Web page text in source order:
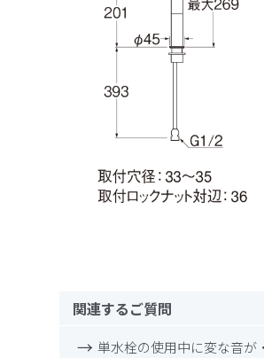
関連するご質問
単水栓の使用中に変な音が